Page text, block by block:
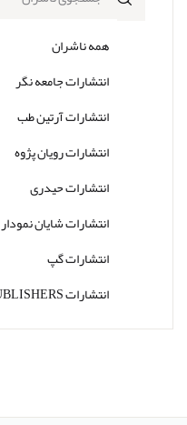
همه ناشران
انتشارات جامعه نگر
انتشارات آرتین طب
انتشارات رویان پژوه
انتشارات حیدری
انتشارات شایان نمودار
انتشارات گپ
انتشارات CBS PUBLISHERS
انتشارات Thieme